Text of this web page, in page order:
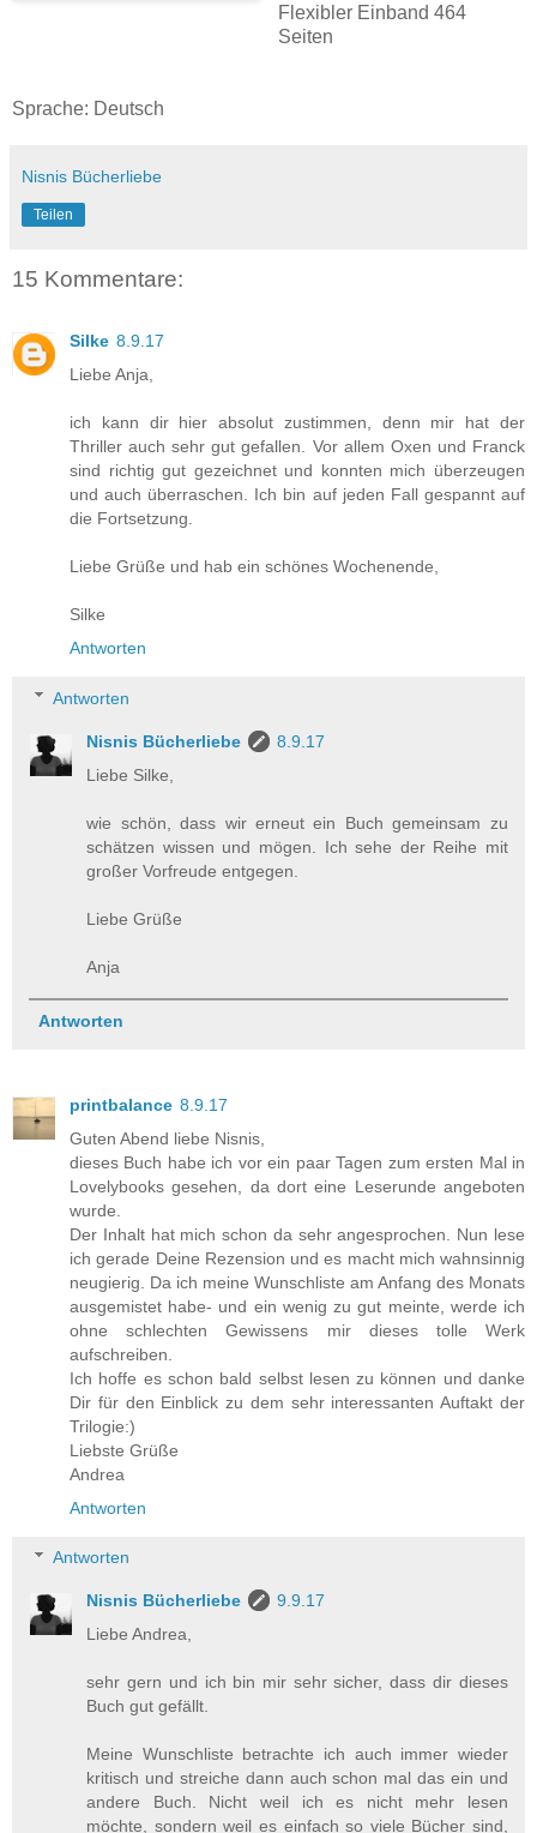
Flexibler Einband 464
Seiten
Sprache: Deutsch
Nisnis Bücherliebe
Teilen
15 Kommentare:
Silke 8.9.17
Liebe Anja,
ich kann dir hier absolut zustimmen, denn mir hat der
Thriller auch sehr gut gefallen. Vor allem Oxen und Franck
sind richtig gut gezeichnet und konnten mich überzeugen
und auch überraschen. Ich bin auf jeden Fall gespannt auf
die Fortsetzung.
Liebe Grüße und hab ein schönes Wochenende,
Silke
Antworten
Antworten
Nisnis Bücherliebe
8.9.17
Liebe Silke,
wie schön, dass wir erneut ein Buch gemeinsam zu
schätzen wissen und mögen. Ich sehe der Reihe mit
großer Vorfreude entgegen.
Liebe Grüße
Anja
Antworten
printbalance 8.9.17
Guten Abend liebe Nisnis,
dieses Buch habe ich vor ein paar Tagen zum ersten Mal in
Lovelybooks gesehen, da dort eine Leserunde angeboten
wurde.
Der Inhalt hat mich schon da sehr angesprochen. Nun lese
ich gerade Deine Rezension und es macht mich wahnsinnig
neugierig. Da ich meine Wunschliste am Anfang des Monats
ausgemistet habe- und ein wenig zu gut meinte, werde ich
ohne schlechten Gewissens mir dieses tolle Werk
aufschreiben.
Ich hoffe es schon bald selbst lesen zu können und danke
Dir für den Einblick zu dem sehr interessanten Auftakt der
Trilogie:)
Liebste Grüße
Andrea
Antworten
Antworten
Nisnis Bücherliebe
9.9.17
Liebe Andrea,
sehr gern und ich bin mir sehr sicher, dass dir dieses
Buch gut gefällt.
Meine Wunschliste betrachte ich auch immer wieder
kritisch und streiche dann auch schon mal das ein und
andere Buch. Nicht weil ich es nicht mehr lesen
möchte, sondern weil es einfach so viele Bücher sind,